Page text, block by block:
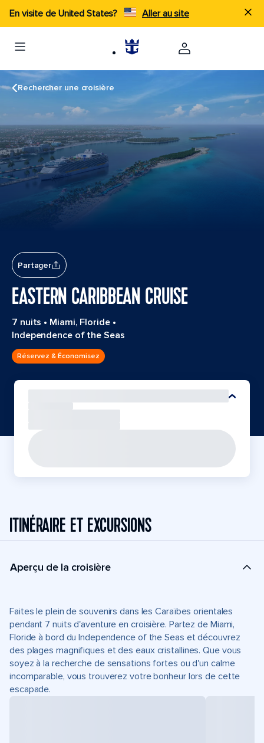
En visite de United States? Aller au site
Rechercher une croisière
Partager
EASTERN CARIBBEAN CRUISE
7 nuits • Miami, Floride•
Independence of the Seas
Réservez & Économisez
ITINÉRAIRE ET EXCURSIONS
Aperçu de la croisière
Faites le plein de souvenirs dans les Caraïbes orientales
pendant 7 nuits d'aventure en croisière. Partez de Miami,
Floride à bord du Independence of the Seas et découvrez
des plages magnifiques et des eaux cristallines. Que vous
soyez à la recherche de sensations fortes ou d'un calme
incomparable, vous trouverez votre bonheur lors de cette
escapade.